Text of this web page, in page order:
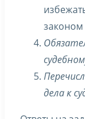
законом
дела к